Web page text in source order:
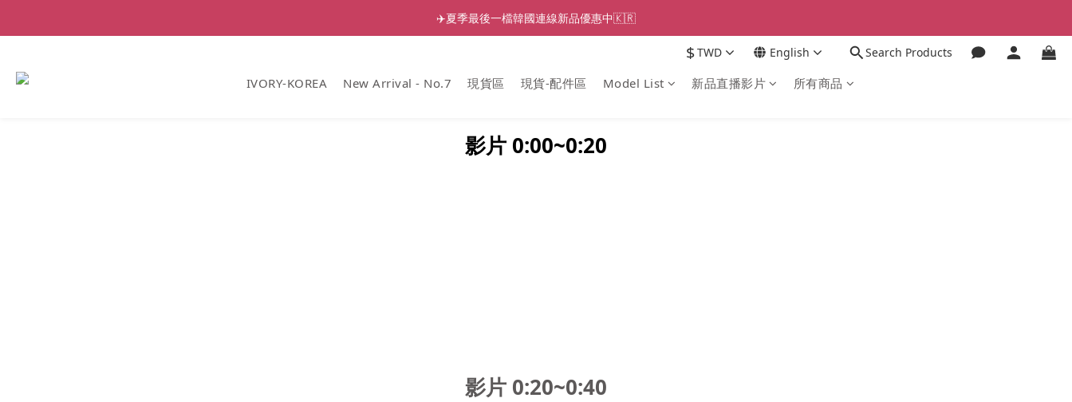
✈️夏季最後一檔韓國連線新品優惠中🇰🇷
$TWD English Search Products
IVORY-KOREA New Arrival - No.7 現貨區 現貨-配件區 Model List 新品直播影片 所有商品
影片 0:00~0:20
影片 0:20~0:40